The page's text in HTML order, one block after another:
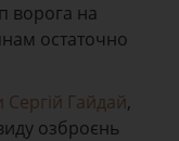
ворога на
остаточно
Гайдай,
озброєнь